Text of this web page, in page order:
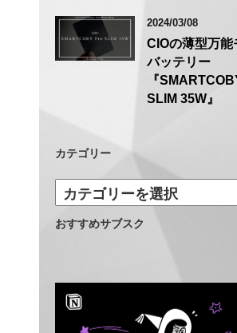
2024/03/08
CIOの薄型万能
バッテリー
『
SLIM 35W』
カテゴリー
カ
テ
ゴ
おすすめサブスク